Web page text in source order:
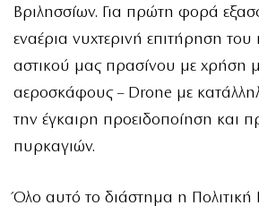
Βριλησσίων. Για πρώτη φορά
εναέρια νυχτερινή επιτήρηση του
αστικού μας πρασίνου με χρήση
αεροσκάφους – Drone με
την έγκαιρη προειδοποίηση και
πυρκαγιών.
Όλο αυτό το διάστημα η Πολιτική